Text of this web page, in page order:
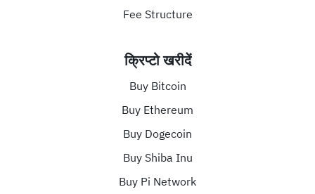
Fee Structure
क्रिप्टो खरीदें
Buy Bitcoin
Buy Ethereum
Buy Dogecoin
Buy Shiba Inu
Buy Pi Network